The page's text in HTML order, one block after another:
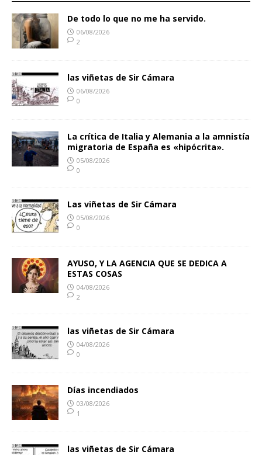
De todo lo que no me ha servido.
06/08/2026
2
las viñetas de Sir Cámara
06/08/2026
0
La crítica de Italia y Alemania a la amnistía
migratoria de España es «hipócrita».
05/08/2026
0
Las viñetas de Sir Cámara
05/08/2026
0
AYUSO, Y LA AGENCIA QUE SE DEDICA A
ESTAS COSAS
04/08/2026
2
las viñetas de Sir Cámara
04/08/2026
0
Días incendiados
03/08/2026
1
las viñetas de Sir Cámara